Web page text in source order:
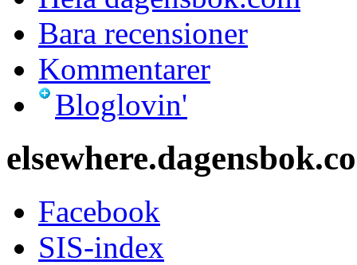
Bara recensioner
Kommentarer
Bloglovin'
Facebook
SIS-index